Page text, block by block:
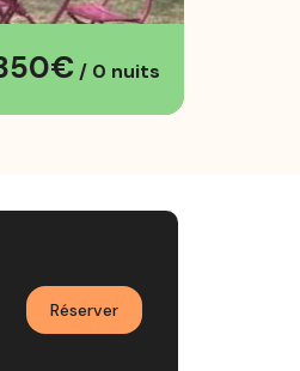
/ 0 nuits
Réserver